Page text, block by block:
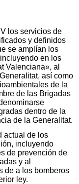
los servicios de
y definidos
se amplían los
en los
Valenciana», al
así como
de la
de las Brigadas
dentro de la
de la Generalitat.
actual de los
incluyendo
de prevención de
y al
de a los bomberos
ley.